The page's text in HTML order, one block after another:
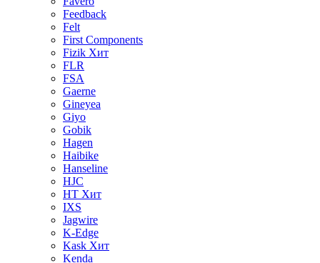
Feedback
Felt
First Components
Fizik Хит
FLR
FSA
Gaerne
Gineyea
Giyo
Gobik
Hagen
Haibike
Hanseline
HJC
HT Хит
IXS
Jagwire
K-Edge
Kask Хит
Kenda